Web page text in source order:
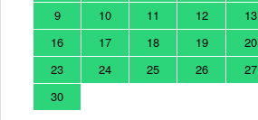
9
10 11 12 13
16
17 18 19 20
23
24 25 26 27
30